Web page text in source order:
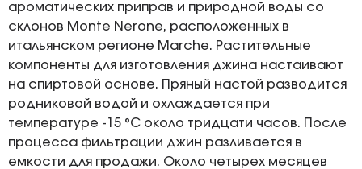
ароматических приправ и природной воды со
склонов Monte Nerone, расположенных в
итальянском регионе Marche. Растительные
компоненты для изготовления джина настаивают
на спиртовой основе. Пряный настой разводится
родниковой водой и охлаждается при
температуре -15 °С около тридцати часов. После
процесса фильтрации джин разливается в
емкости для продажи. Около четырех месяцев